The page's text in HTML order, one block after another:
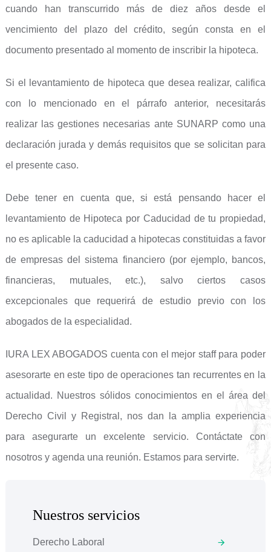
cuando han transcurrido más de diez años desde el
vencimiento del plazo del crédito, según consta en el
documento presentado al momento de inscribir la hipoteca.
Si el levantamiento de hipoteca que desea realizar, califica
con lo mencionado en el párrafo anterior, necesitarás
realizar las gestiones necesarias ante SUNARP como una
declaración jurada y demás requisitos que se solicitan para
el presente caso.
Debe tener en cuenta que, si está pensando hacer el
levantamiento de Hipoteca por Caducidad de tu propiedad,
no es aplicable la caducidad a hipotecas constituidas a favor
de empresas del sistema financiero (por ejemplo, bancos,
financieras, mutuales, etc.), salvo ciertos casos
excepcionales que requerirá de estudio previo con los
abogados de la especialidad.
IURA LEX ABOGADOS cuenta con el mejor staff para poder
asesorarte en este tipo de operaciones tan recurrentes en la
actualidad. Nuestros sólidos conocimientos en el área del
Derecho Civil y Registral, nos dan la amplia experiencia
para asegurarte un excelente servicio. Contáctate con
nosotros y agenda una reunión. Estamos para servirte.
Nuestros servicios
Derecho Laboral